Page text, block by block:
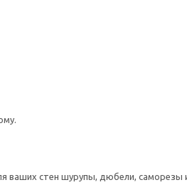
стен шурупы, дюбели, саморезы